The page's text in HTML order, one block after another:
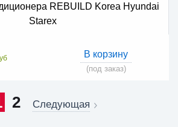
REBUILD Korea Hyundai
Starex
В корзину
(под заказ)
2 Следующая